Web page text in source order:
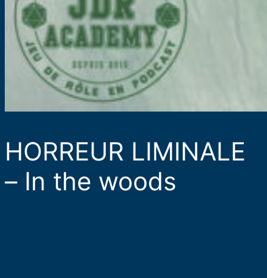
HORREUR LIMINALE
– In the woods